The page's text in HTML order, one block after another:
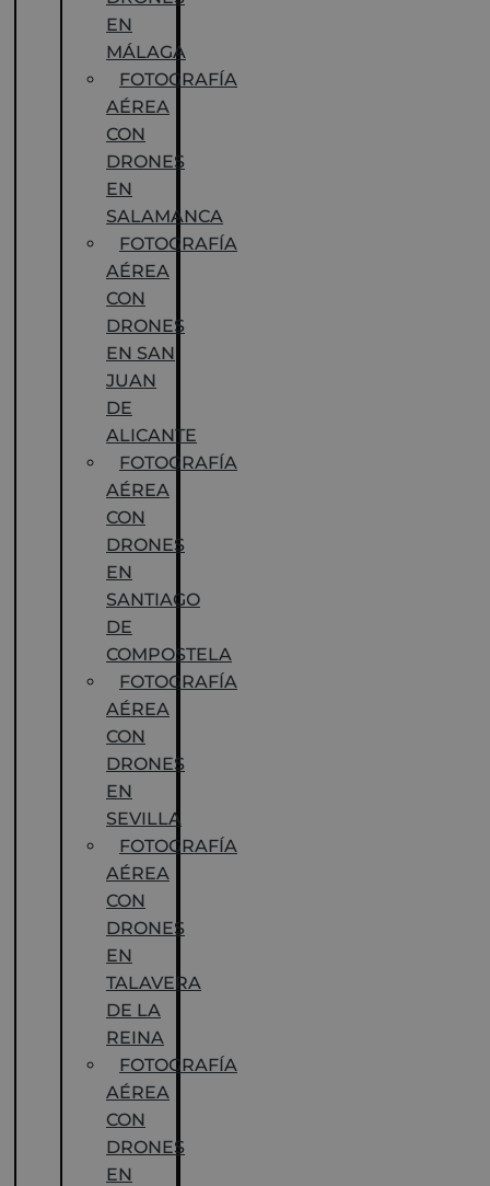
EN
MÁLAGA
FOTOGRAFÍA
AÉREA
CON
DRONES
EN
SALAMANCA
FOTOGRAFÍA
AÉREA
CON
DRONES
EN SAN
JUAN
DE
ALICANTE
FOTOGRAFÍA
AÉREA
CON
DRONES
EN
SANTIAGO
DE
COMPOSTELA
FOTOGRAFÍA
AÉREA
CON
DRONES
EN
SEVILLA
FOTOGRAFÍA
AÉREA
CON
DRONES
EN
TALAVERA
DE LA
REINA
FOTOGRAFÍA
AÉREA
CON
DRONES
EN